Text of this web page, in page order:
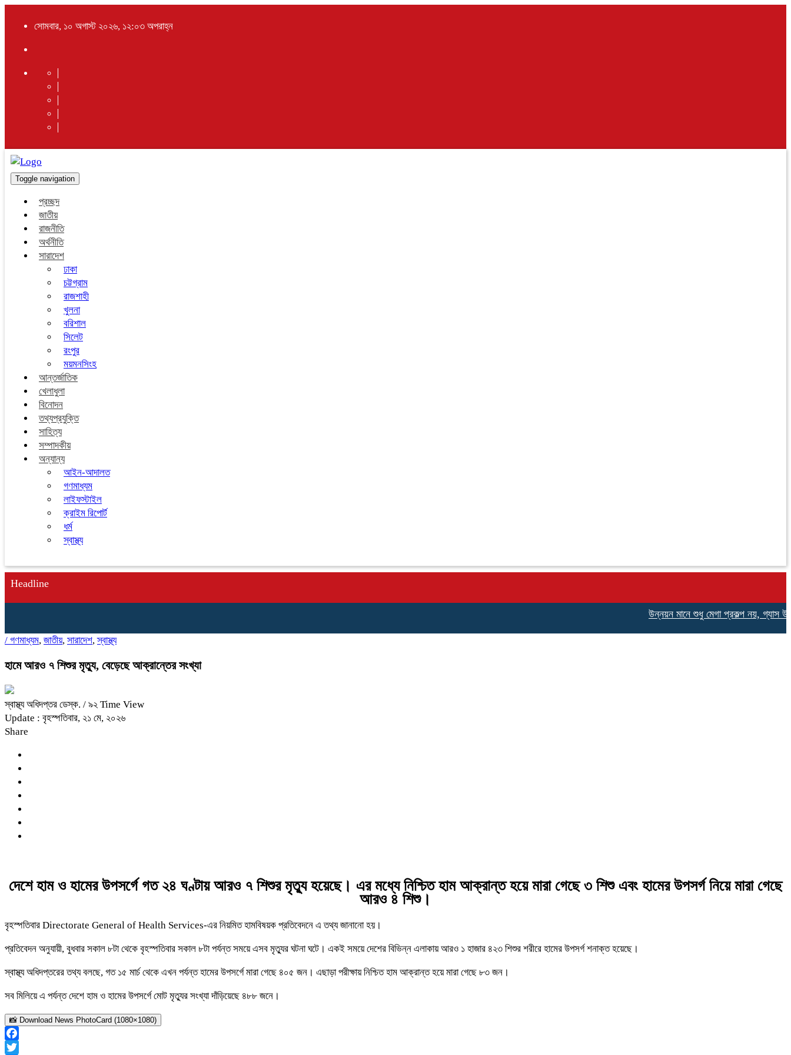
সোমবার, ১০ অগাস্ট ২০২৬, ১২:০৩ অপরাহ্ন
Toggle navigation
প্রচ্ছদ
জাতীয়
রাজনীতি
অর্থনীতি
সারাদেশ
ঢাকা
চট্টগ্রাম
রাজশাহী
খুলনা
বরিশাল
সিলেট
রংপুর
ময়মনসিংহ
আন্তর্জাতিক
খেলাধুলা
বিনোদন
তথ্যপ্রযুক্তি
সাহিত্য
সম্পাদকীয়
অন্যান্য
আইন-আদালত
গণমাধ্যম
লাইফস্টাইল
ক্রাইম রিপোর্ট
ধর্ম
স্বাস্থ্য
Headline
উন্নয়ন মানে শুধু মেগা প্রকল্প নয়, গ্যাস
/ গণমাধ্যম, জাতীয়, সারাদেশ,স্বাস্থ্য
হামে আরও ৭ শিশুর মৃত্যু, বেড়েছে আক্রান্তের সংখ্যা
স্বাস্থ্য অধিদপ্তর ডেস্ক. / ৯২ Time View
Update : বৃহস্পতিবার, ২১ মে, ২০২৬
Share
দেশে হাম ও হামের উপসর্গে গত ২৪ ঘণ্টায় আরও ৭ শিশুর মৃত্যু হয়েছে। এর মধ্যে নিশ্চিত হাম আক্রান্ত হয়ে মারা গেছে ৩ শিশু এবং হামের উপসর্গ নিয়ে মারা গেছে
আরও ৪ শিশু।
বৃহস্পতিবার Directorate General of Health Services-এর নিয়মিত হামবিষয়ক প্রতিবেদনে এ তথ্য জানানো হয়।
প্রতিবেদন অনুযায়ী, বুধবার সকাল ৮টা থেকে বৃহস্পতিবার সকাল ৮টা পর্যন্ত সময়ে এসব মৃত্যুর ঘটনা ঘটে। একই সময়ে দেশের বিভিন্ন এলাকায় আরও ১ হাজার ৪২৩ শিশুর শরীরে হামের উপসর্গ শনাক্ত হয়েছে।
স্বাস্থ্য অধিদপ্তরের তথ্য বলছে, গত ১৫ মার্চ থেকে এখন পর্যন্ত হামের উপসর্গে মারা গেছে ৪০৫ জন। এছাড়া পরীক্ষায় নিশ্চিত হাম আক্রান্ত হয়ে মারা গেছে ৮৩ জন।
সব মিলিয়ে এ পর্যন্ত দেশে হাম ও হামের উপসর্গে মোট মৃত্যুর সংখ্যা দাঁড়িয়েছে ৪৮৮ জনে।
📸 Download News PhotoCard (1080×1080)
Facebook